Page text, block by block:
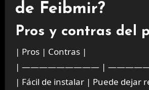
de Feibmir?
Pros y contras del
| Pros | Contras |
| ————————— |
| Fácil de instalar | Puede dejar